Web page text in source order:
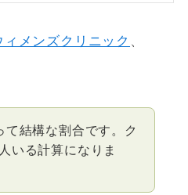
メンズクリニック 、
て結構な割合です。ク
いる計算になりま